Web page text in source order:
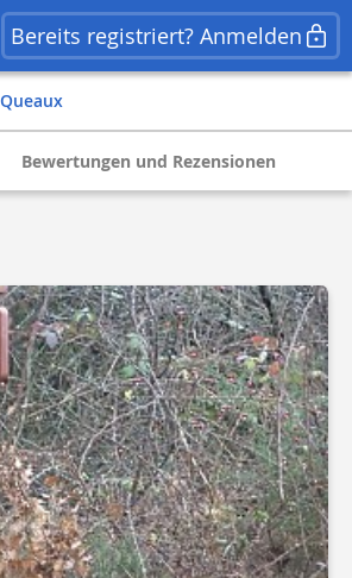
Bereits registriert? Anmelden
queaux
Bewertungen und Rezensionen